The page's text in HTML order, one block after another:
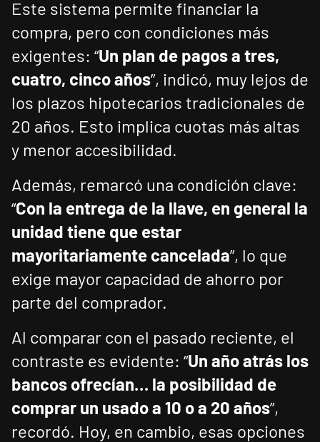
Este sistema permite financiar la
compra, pero con condiciones más
exigentes: “Un plan de pagos a tres,
cuatro, cinco años”, indicó, muy lejos de
los plazos hipotecarios tradicionales de
20 años. Esto implica cuotas más altas
y menor accesibilidad.
Además, remarcó una condición clave:
“Con la entrega de la llave, en general la
unidad tiene que estar
mayoritariamente cancelada”, lo que
exige mayor capacidad de ahorro por
parte del comprador.
Al comparar con el pasado reciente, el
contraste es evidente: “Un año atrás los
bancos ofrecían… la posibilidad de
comprar un usado a 10 o a 20 años”,
recordó. Hoy, en cambio, esas opciones